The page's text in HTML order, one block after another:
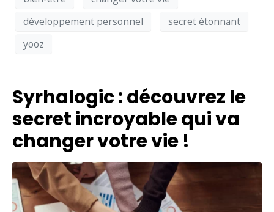
développement personnel
secret étonnant
yooz
Syrhalogic : découvrez le
secret incroyable qui va
changer votre vie !